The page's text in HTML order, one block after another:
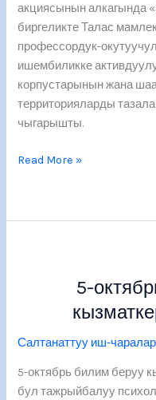
акциясынын алкагында
биргеликте Талас
профессордук-
ишембиликке
корпустарынын жана
территорияларды
чыгарышты.
Read More »
5-
Салтанаттуу иш-чаралар
5-октябрь билим беруу
бул тажрыйбалуу
күнү.